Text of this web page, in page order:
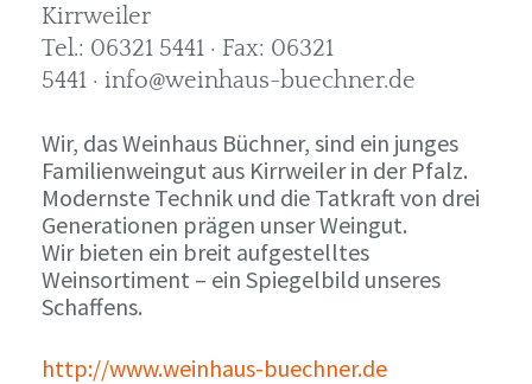
Kirrweiler
Tel.: 06321 5441 · Fax: 06321
5441 · info@weinhaus-buechner.de
Wir, das Weinhaus Büchner, sind ein junges
Familienweingut aus Kirrweiler in der Pfalz.
Modernste Technik und die Tatkraft von drei
Generationen prägen unser Weingut.
Wir bieten ein breit aufgestelltes
Weinsortiment – ein Spiegelbild unseres
Schaffens.
http://www.weinhaus-buechner.de